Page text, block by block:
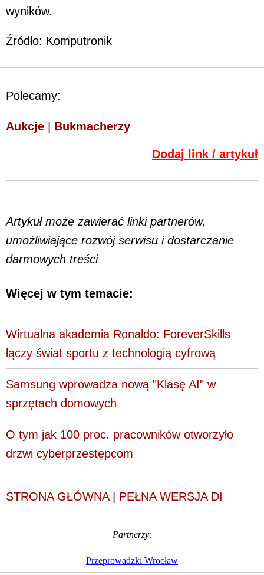
wyników.
Źródło: Komputronik
Polecamy:
Aukcje Bukmacherzy
Dodaj link / artykuł
Artykuł może zawierać linki partnerów,
umożliwiające rozwój serwisu i dostarczanie
darmowych treści
Więcej w tym temacie:
Wirtualna akademia Ronaldo: ForeverSkills
łączy świat sportu z technologią cyfrową
Samsung wprowadza nową "Klasę AI" w
sprzętach domowych
O tym jak 100 proc. pracowników otworzyło
drzwi cyberprzestępcom
STRONA GŁÓWNA| PEŁNA WERSJA DI
Partnerzy:
Przeprowadzki Wrocław